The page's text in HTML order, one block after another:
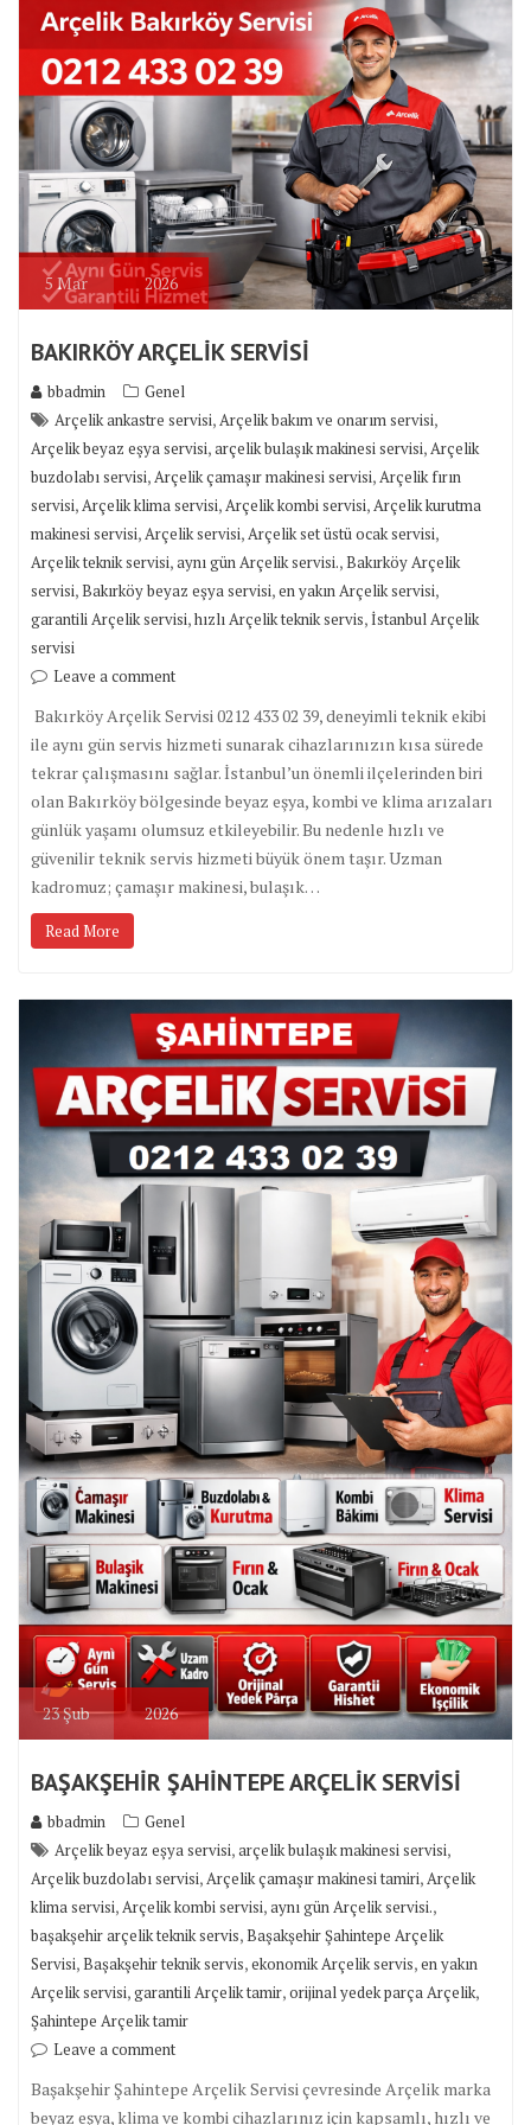
5 Mar 2026
BAKIRKÖY ARÇELİK SERVİSİ
bbadmin
Genel
Arçelik ankastre servisi,Arçelik bakım ve onarım servisi,
Arçelik beyaz eşya servisi,arçelik bulaşık makinesi servisi,Arçelik
buzdolabı servisi,Arçelik çamaşır makinesi servisi,Arçelik fırın
servisi,Arçelik klima servisi,Arçelik kombi servisi,Arçelik kurutma
makinesi servisi,Arçelik servisi,Arçelik set üstü ocak servisi,
Arçelik teknik servisi,aynı gün Arçelik servisi.,Bakırköy Arçelik
servisi,Bakırköy beyaz eşya servisi,en yakın Arçelik servisi,
garantili Arçelik servisi,hızlı Arçelik teknik servis,İstanbul Arçelik
servisi
Leave a comment
Bakırköy Arçelik Servisi 0212 433 02 39, deneyimli teknik ekibi
ile aynı gün servis hizmeti sunarak cihazlarınızın kısa sürede
tekrar çalışmasını sağlar. İstanbul’un önemli ilçelerinden biri
olan Bakırköy bölgesinde beyaz eşya, kombi ve klima arızaları
günlük yaşamı olumsuz etkileyebilir. Bu nedenle hızlı ve
güvenilir teknik servis hizmeti büyük önem taşır. Uzman
kadromuz; çamaşır makinesi, bulaşık…
Read More
23Şub 2026
BAŞAKŞEHİR ŞAHİNTEPE ARÇELİK SERVİSİ
bbadmin
Genel
Arçelik beyaz eşya servisi,arçelik bulaşık makinesi servisi,
Arçelik buzdolabı servisi,Arçelik çamaşır makinesi tamiri,Arçelik
klima servisi,Arçelik kombi servisi,aynı gün Arçelik servisi.,
başakşehir arçelik teknik servis,Başakşehir Şahintepe Arçelik
Servisi,Başakşehir teknik servis,ekonomik Arçelik servis,en yakın
Arçelik servisi,garantili Arçelik tamir,orijinal yedek parça Arçelik,
Şahintepe Arçelik tamir
Leave a comment
Başakşehir Şahintepe Arçelik Servisi çevresinde Arçelik marka
beyaz eşya, klima ve kombi cihazlarınız için kapsamlı, hızlı ve